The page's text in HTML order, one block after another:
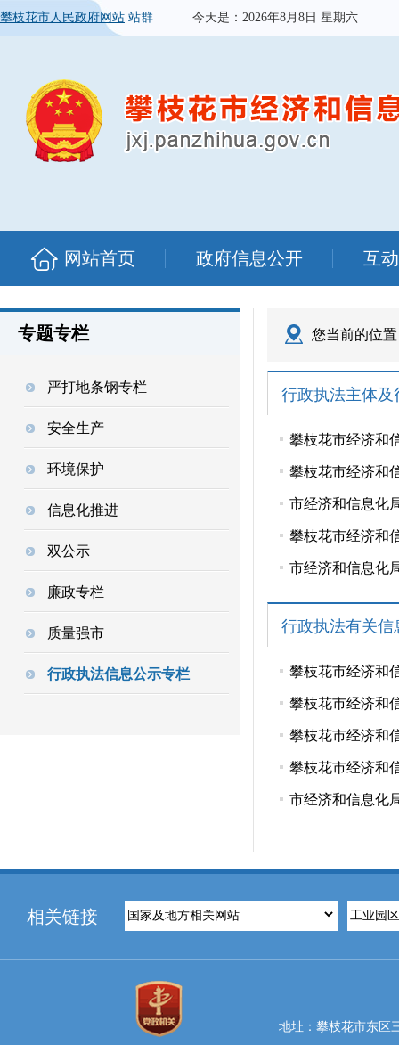
攀枝花市人民政府网站 站群 今天是： 2026年8月8日 星期六
网站首页 政府信息公开 互
专题专栏
严打地条钢专栏
安全生产
环境保护
信息化推进
双公示
廉政专栏
质量强市
行政执法信息公示专栏
您当前的位
行政执法主体
攀枝花市经济和
攀枝花市经济和
市经济和信息化
攀枝花市经济和
市经济和信息化
行政执法有关信
攀枝花市经济和
攀枝花市经济和
攀枝花市经济和
攀枝花市经济和
市经济和信息化
相关链接
地址：攀枝花市东区